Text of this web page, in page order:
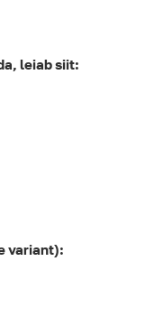
leiab siit:
variant):